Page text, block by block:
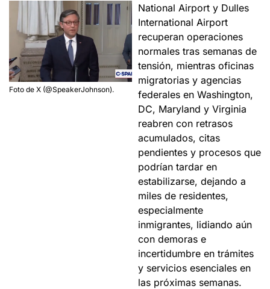
Foto de X (@SpeakerJohnson).
National Airport y Dulles
International Airport
recuperan operaciones
normales tras semanas de
tensión, mientras oficinas
migratorias y agencias
federales en Washington,
DC, Maryland y Virginia
reabren con retrasos
acumulados, citas
pendientes y procesos que
podrían tardar en
estabilizarse, dejando a
miles de residentes,
especialmente
inmigrantes, lidiando aún
con demoras e
incertidumbre en trámites
y servicios esenciales en
las próximas semanas.